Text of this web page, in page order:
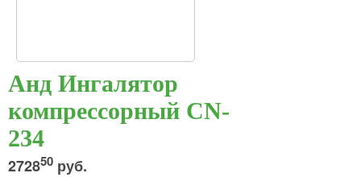
Анд Ингалятор
компрессорный СN-
234
272850 руб.